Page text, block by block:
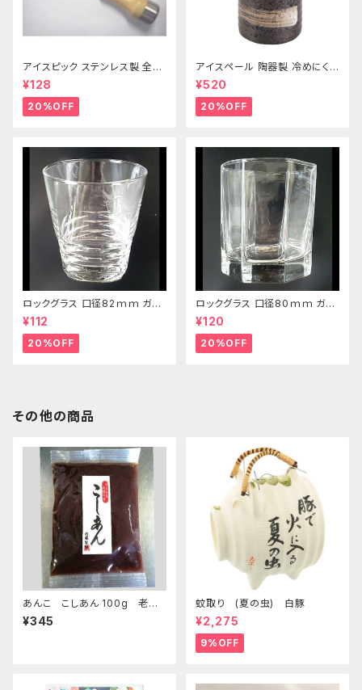
アイスピック ステンレス製 全長
215ｍｍ
¥128
20%OFF
アイスペール 陶器製 冷めにくい
二重構造 860ml
¥520
20%OFF
ロックグラス 口径82ｍｍ ガラ
ス製 250cc
¥112
20%OFF
ロックグラス 口径80ｍｍ ガラ
ス製 220cc
¥120
20%OFF
その他の商品
あんこ こしあん 100g 老舗
あんこ屋のこだわり餡【クリック
ポスト便】
¥345
蚊取り (夏の虫) 白豚
¥2,275
9%OFF